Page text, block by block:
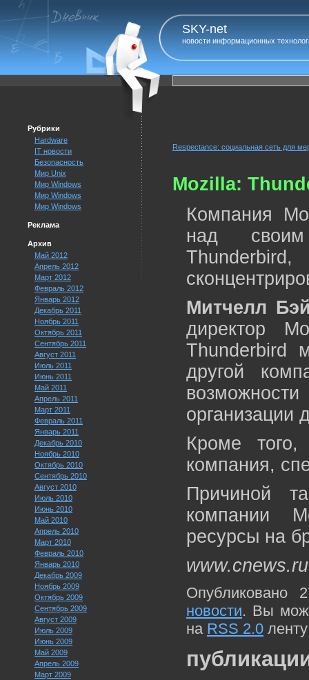
SKY-net
новости информационных
Рубрики
Hardware
IT новости
Безопасность
Мир Unix
Мир Windows
Мир Windows
Мир Windows
Реклама
Архив
Май 2012
Апрель 2012
Март 2012
Февраль 2012
Январь 2012
Декабрь 2011
Ноябрь 2011
Октябрь 2011
Сентябрь 2011
Август 2011
Июль 2011
Июнь 2011
Май 2011
Апрель 2011
Март 2011
Февраль 2011
Январь 2011
Декабрь 2010
Ноябрь 2010
Октябрь 2010
Сентябрь 2010
Август 2010
Июль 2010
Июнь 2010
Май 2010
Апрель 2010
Март 2010
Февраль 2010
Январь 2010
Декабрь 2009
Ноябрь 2009
Октябрь 2009
Сентябрь 2009
Август 2009
Июль 2009
Июнь 2009
Май 2009
Апрель 2009
Март 2009
Respectance: социальная сеть для
Mozilla:
Компания
над своим
Митчелл
директор
Thunderbird
другой
организации
Кроме того,
компания,
Причиной
компании
ресурсы на
www.cnews.ru
Опубликовано
новости. Вы
на RSS 2.0